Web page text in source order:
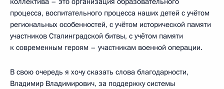
процесса, воспитательного процесса наших детей с учётом
региональных особенностей, с учётом исторической памяти
участников Сталинградской битвы, с учётом памяти
к современным героям – участникам военной операции.
В свою очередь я хочу сказать слова благодарности,
Владимир Владимирович, за поддержку системы